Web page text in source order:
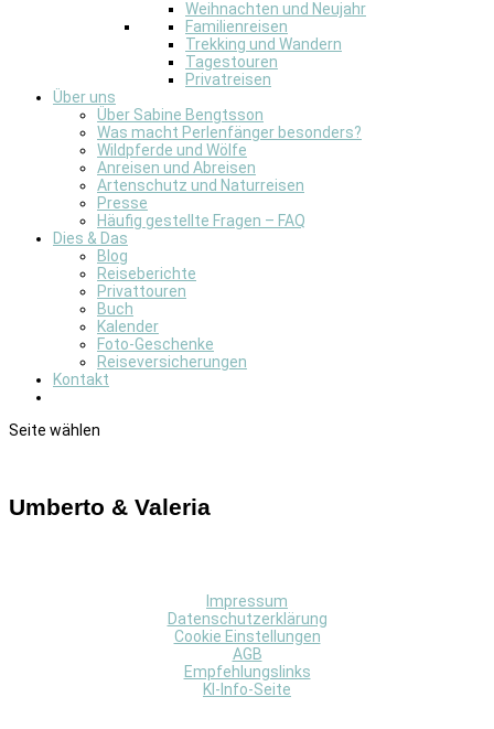
Weihnachten und Neujahr
Familienreisen
Trekking und Wandern
Tagestouren
Privatreisen
Über uns
Über Sabine Bengtsson
Was macht Perlenfänger besonders?
Wildpferde und Wölfe
Anreisen und Abreisen
Artenschutz und Naturreisen
Presse
Häufig gestellte Fragen – FAQ
Dies & Das
Blog
Reiseberichte
Privattouren
Buch
Kalender
Foto-Geschenke
Reiseversicherungen
Kontakt
Seite wählen
Umberto & Valeria
Impressum
Datenschutzerklärung
Cookie Einstellungen
AGB
Empfehlungslinks
KI-Info-Seite